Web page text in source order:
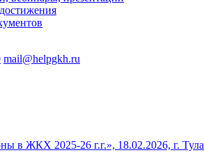
mail@helpgkh.ru
в ЖКХ 2025-26 г.г.», 18.02.2026, г. Тула